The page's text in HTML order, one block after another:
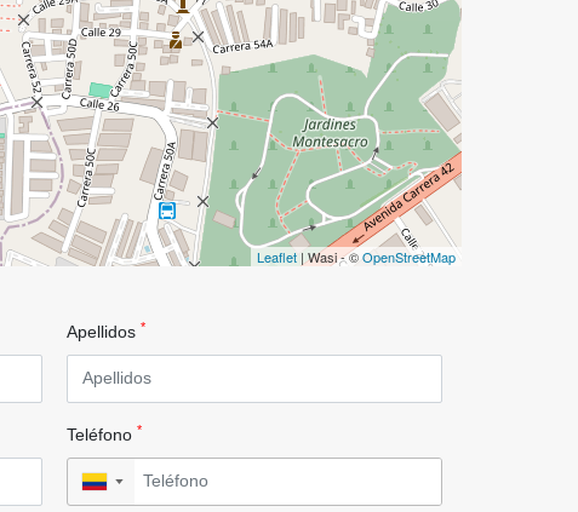
Leaflet | Wasi - ©OpenStreetMap
Apellidos *
Teléfono *
▼